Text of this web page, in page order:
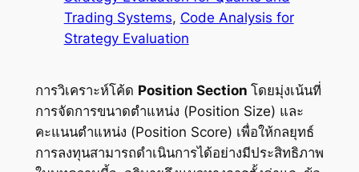
Trading Systems, Code Analysis for
Strategy Evaluation
การวิเคราะห์โค้ด Position Section โดยมุ่งเน้นที่
การจัดการขนาดตำแหน่ง (Position Size) และ
คะแนนตำแหน่ง (Position Score) เพื่อให้กลยุทธ์
การลงทุนสามารถดำเนินการได้อย่างมีประสิทธิภาพ